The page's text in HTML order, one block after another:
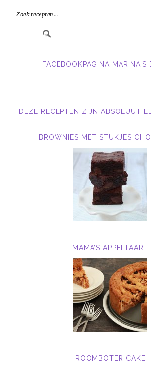
in.....
FACEBOOKPAGINA MARINA'S
DEZE RECEPTEN ZIJN ABSOLUUT
BROWNIES MET STUKJES
MAMA’S APPELTAART
ROOMBOTER CAKE